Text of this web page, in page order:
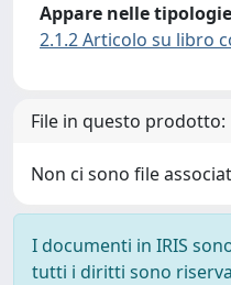
Appare nelle
2.1.2 Articolo su libro
File in questo prodotto:
Non ci sono file
I documenti in IRIS
tutti i diritti sono